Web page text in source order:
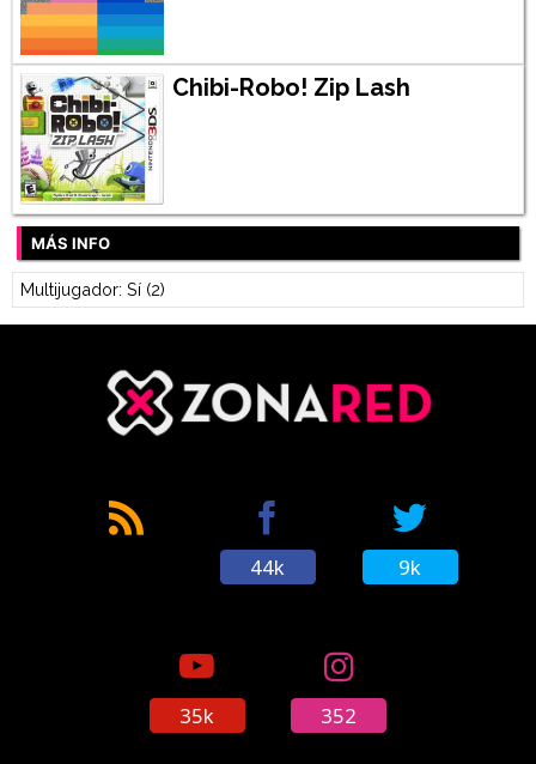
Chibi-Robo! Zip Lash
MÁS INFO
Multijugador: Sí (2)
44k 9k
35k 352